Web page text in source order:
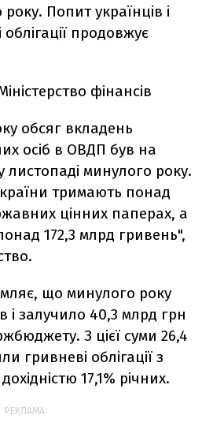
Попит українців і
продовжує
фінансів
обсяг вкладень
осіб в ОВДП був на
листопаді минулого року.
тримають понад
цінних паперах, а
172,3 млрд гривень",
що минулого року
і залучило 40,3 млрд грн
З цієї суми 26,4
гривневі облігації з
17,1% річних.
РЕКЛАМА: